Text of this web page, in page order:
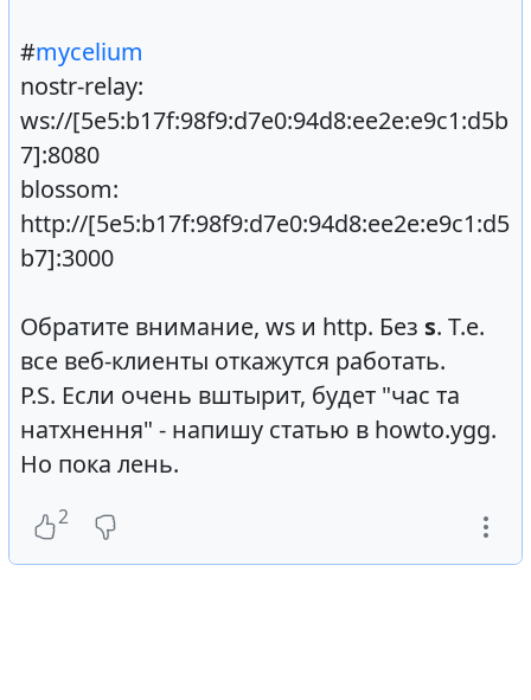
#mycelium
nostr-relay:
ws://[5e5:b17f:98f9:d7e0:94d8:ee2e:e9c1:d5b
7]:8080
blossom:
http://[5e5:b17f:98f9:d7e0:94d8:ee2e:e9c1:d5
b7]:3000
Обратите внимание, ws и http. Без s. Т.е.
все веб-клиенты откажутся работать.
P.S. Если очень вштырит, будет "час та
натхнення" - напишу статью в howto.ygg.
Но пока лень.
2